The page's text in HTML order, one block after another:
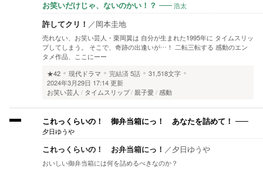
お笑いだけじゃ、ないのかい！？ 浩太
許してクリ！ ／岡本圭地
売れない、お笑い芸人・栗岡翼は 自分が生まれた1995年に タイムスリッ
プしてしまう。 そこで、奇跡の出逢いが…！ 二転三転する 感動のエン
タメ作品、ここにーー
★42
現代ドラマ 完結済5話
31,518文字
2024年3月29日 17:14 更新
お笑い芸人
タイムスリップ 親子愛 感動
これっくらいの！ 御弁当箱にっ！ あなたを詰めて！
夕日ゆうや
これっくらいの！ お弁当箱にっ！ ／夕日ゆうや
おいしい御弁当箱には何を詰めるべきなのか？